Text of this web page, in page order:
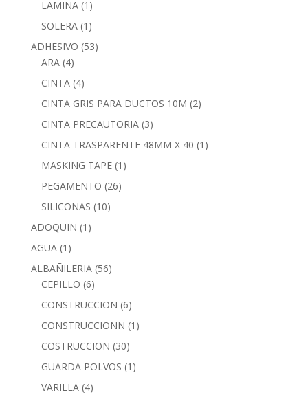
LAMINA (1)
SOLERA (1)
ADHESIVO (53)
ARA (4)
CINTA (4)
CINTA GRIS PARA DUCTOS 10M (2)
CINTA PRECAUTORIA (3)
CINTA TRASPARENTE 48MM X 40 (1)
MASKING TAPE (1)
PEGAMENTO (26)
SILICONAS (10)
ADOQUIN (1)
AGUA (1)
ALBAÑILERIA (56)
CEPILLO (6)
CONSTRUCCION (6)
CONSTRUCCIONN (1)
COSTRUCCION (30)
GUARDA POLVOS (1)
VARILLA (4)